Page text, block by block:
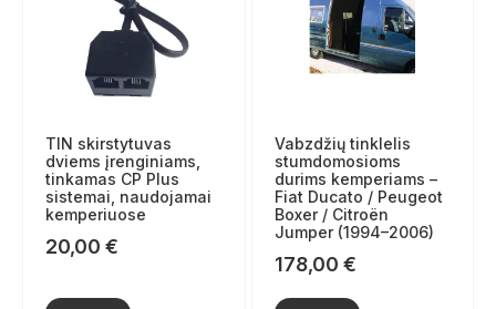
TIN skirstytuvas
dviems įrenginiams,
tinkamas CP Plus
sistemai, naudojamai
kemperiuose
20,00 €
Vabzdžių tinklelis
stumdomosioms
durims kemperiams –
Fiat Ducato / Peugeot
Boxer / Citroën
Jumper (1994–2006)
178,00 €